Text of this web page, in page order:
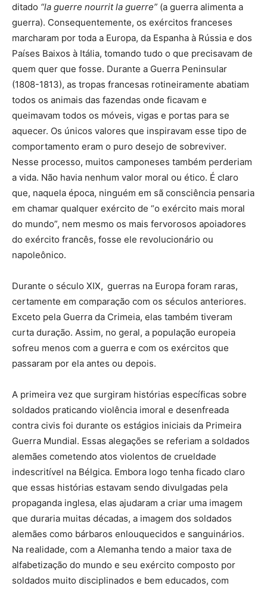
ditado “la guerre nourrit la guerre” (a guerra alimenta a
guerra). Consequentemente, os exércitos franceses
marcharam por toda a Europa, da Espanha à Rússia e dos
Países Baixos à Itália, tomando tudo o que precisavam de
quem quer que fosse. Durante a Guerra Peninsular
(1808-1813), as tropas francesas rotineiramente abatiam
todos os animais das fazendas onde ficavam e
queimavam todos os móveis, vigas e portas para se
aquecer. Os únicos valores que inspiravam esse tipo de
comportamento eram o puro desejo de sobreviver.
Nesse processo, muitos camponeses também perderiam
a vida. Não havia nenhum valor moral ou ético. É claro
que, naquela época, ninguém em sã consciência pensaria
em chamar qualquer exército de “o exército mais moral
do mundo”, nem mesmo os mais fervorosos apoiadores
do exército francês, fosse ele revolucionário ou
napoleônico.
Durante o século XIX, guerras na Europa foram raras,
certamente em comparação com os séculos anteriores.
Exceto pela Guerra da Crimeia, elas também tiveram
curta duração. Assim, no geral, a população europeia
sofreu menos com a guerra e com os exércitos que
passaram por ela antes ou depois.
A primeira vez que surgiram histórias específicas sobre
soldados praticando violência imoral e desenfreada
contra civis foi durante os estágios iniciais da Primeira
Guerra Mundial. Essas alegações se referiam a soldados
alemães cometendo atos violentos de crueldade
indescritível na Bélgica. Embora logo tenha ficado claro
que essas histórias estavam sendo divulgadas pela
propaganda inglesa, elas ajudaram a criar uma imagem
que duraria muitas décadas, a imagem dos soldados
alemães como bárbaros enlouquecidos e sanguinários.
Na realidade, com a Alemanha tendo a maior taxa de
alfabetização do mundo e seu exército composto por
soldados muito disciplinados e bem educados, com